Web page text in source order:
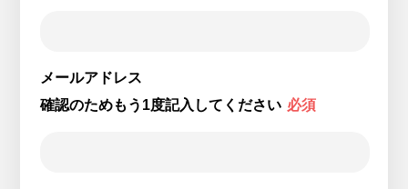
メールアドレス
確認のためもう1度記入してください 必須